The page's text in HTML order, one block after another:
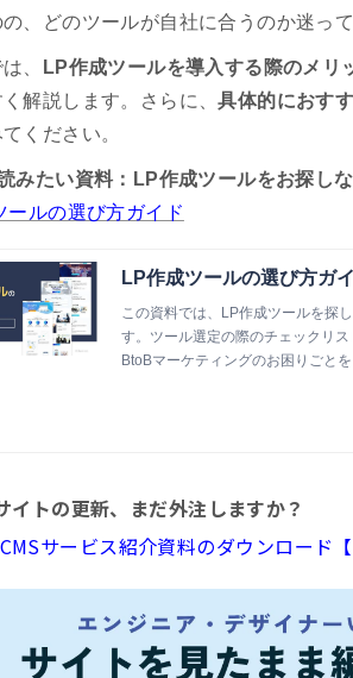
、どのツールが自社に合うのか迷っ
、 LP作成ツールを導入する際のメリ
解説します。さらに、具体的におす
ください。
みたい資料：LP作成ツールをお探し
ールの選び方ガイド
LP作成ツールの選び方ガ
この資料では、LP作成ツールを探
す。ツール選定の際のチェックリス
BtoBマーケティングのお困りごと
トの更新、まだ外注しますか？
サービス紹介資料のダウンロード